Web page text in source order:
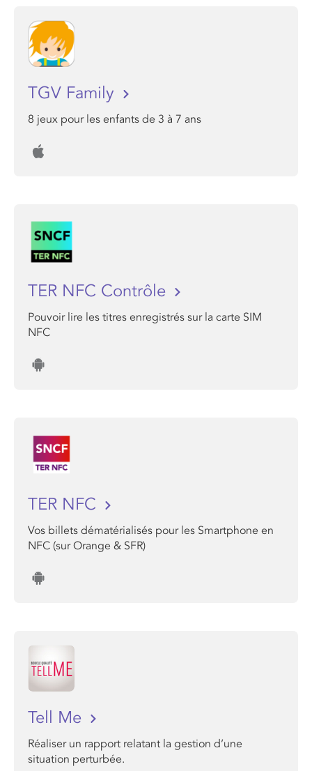
TGV Family
8 jeux pour les enfants de 3 à 7 ans
TER NFC Contrôle
Pouvoir lire les titres enregistrés sur la carte SIM
NFC
TER NFC
Vos billets dématérialisés pour les Smartphone en
NFC (sur Orange & SFR)
Tell Me
Réaliser un rapport relatant la gestion d’une
situation perturbée.